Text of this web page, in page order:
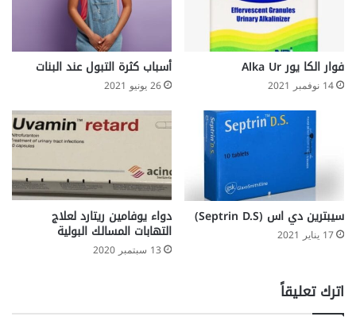
فوار الكا يور Alka Ur
14 نوفمبر 2021
أسباب كثرة التبول عند البنات
26 يونيو 2021
سيبترين دي اس (Septrin D.S)
17 يناير 2021
دواء يوفامين ريتارد لعلاج
التهابات المسالك البولية
13 سبتمبر 2020
اترك تعليقاً